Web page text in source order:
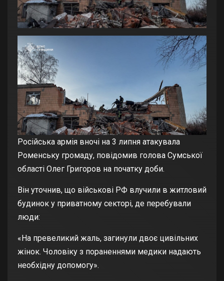
Російська армія вночі на 3 липня атакувала
Роменську громаду, повідомив голова Сумської
області Олег Григоров на початку доби.
Він уточнив, що військові РФ влучили в житловий
будинок у приватному секторі, де перебували
люди:
«На превеликий жаль, загинули двоє цивільних
жінок. Чоловіку з пораненнями медики надають
необхідну допомогу».